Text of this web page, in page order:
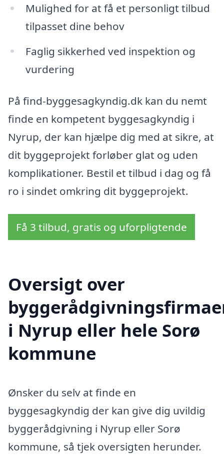
Mulighed for at få et personligt tilbud
tilpasset dine behov
Faglig sikkerhed ved inspektion og
vurdering
På find-byggesagkyndig.dk kan du nemt
finde en kompetent byggesagkyndig i
Nyrup, der kan hjælpe dig med at sikre, at
dit byggeprojekt forløber glat og uden
komplikationer. Bestil et tilbud i dag og få
ro i sindet omkring dit byggeprojekt.
Få 3 tilbud, gratis og uforpligtende
Oversigt over
i Nyrup eller hele Sorø
kommune
Ønsker du selv at finde en
byggesagkyndig der kan give dig uvildig
byggerådgivning i Nyrup eller Sorø
kommune, så tjek oversigten herunder.